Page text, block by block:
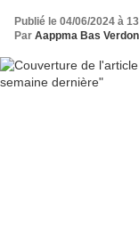
Publié le 04/06/2024 à
Par Aappma Bas Verdon